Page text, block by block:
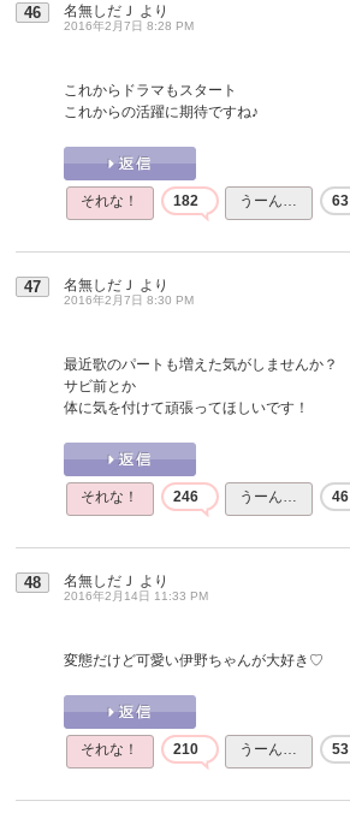
46 名無しだＪ より
2016年2月7日 8:28 PM
これからドラマもスタート
これからの活躍に期待ですね♪
それな！ 182 うーん… 63
47 名無しだＪ より
2016年2月7日 8:30 PM
最近歌のパートも増えた気がしませんか？
サビ前とか
体に気を付けて頑張ってほしいです！
それな！ 246 うーん… 46
48 名無しだＪ より
2016年2月14日 11:33 PM
変態だけど可愛い伊野ちゃんが大好き♡
それな！ 210 うーん… 53